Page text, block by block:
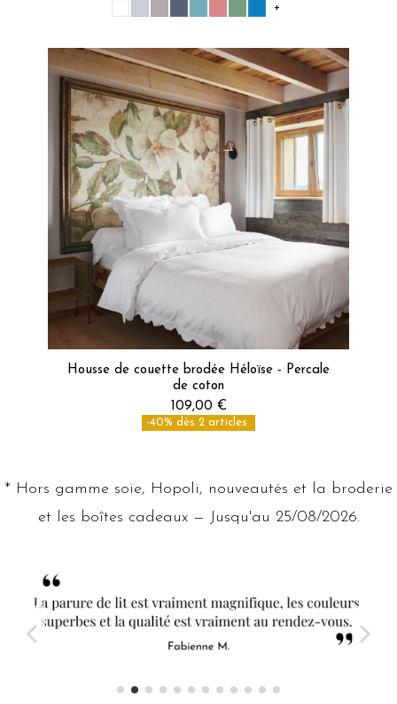
+
Housse de couette brodée Héloïse - Percale
de coton
109,00 €
-40% dès 2 articles
* Hors gamme soie, Hopoli, nouveautés et la broderie
et les boîtes cadeaux — Jusqu'au 25/08/2026.